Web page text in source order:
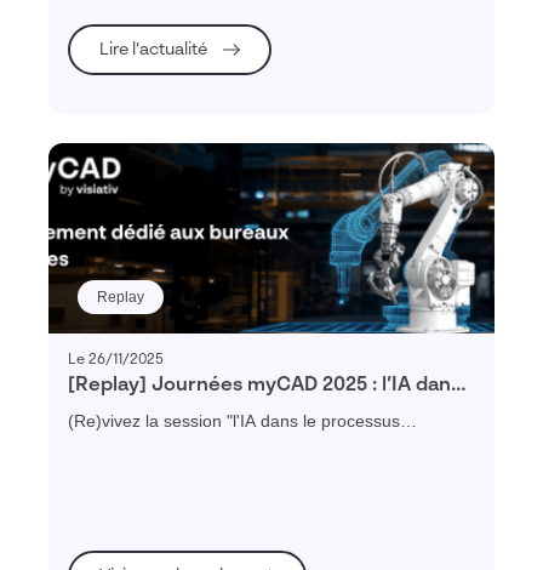
Lire l’actualité
Replay
Le 26/11/2025
[Replay] Journées myCAD 2025 : l’IA dans
le processus d’innovation
(Re)vivez la session "l'IA dans le processus